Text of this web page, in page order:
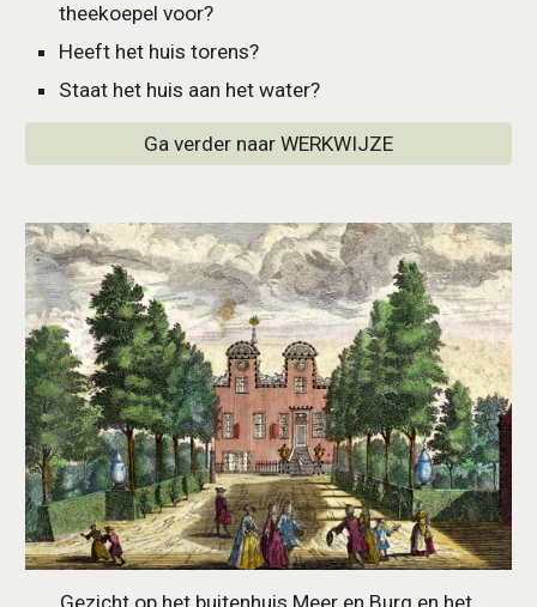
theekoepel voor?
Heeft het huis torens?
Staat het huis aan het water?
Ga verder naar WERKWIJZE
Gezicht op het buitenhuis Meer en Burg en het